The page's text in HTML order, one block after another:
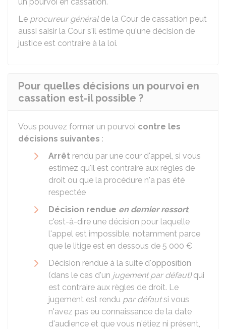
Le procureur généralde la Cour de cassation peut
aussi saisir la Cour s'il estime qu'une décision de
justice est contraire à la loi.
Pour quelles décisions un pourvoi en
cassation est-il possible ?
Vous pouvez former un pourvoi contre les
décisions suivantes :
Arrêt rendu par une cour d'appel, si vous
estimez qu'il est contraire aux règles de
droit ou que la procédure n'a pas été
respectée
Décision rendue en dernier ressort,
c'est-à-dire une décision pour laquelle
l'appel est impossible, notamment parce
que le litige est en dessous de 5 000 €
Décision rendue à la suite d'opposition
(dans le cas d'un jugement par défaut) qui
est contraire aux règles de droit. Le
jugement est rendu par défautsi vous
n'avez pas eu connaissance de la date
d'audience et que vous n'étiez ni présent,